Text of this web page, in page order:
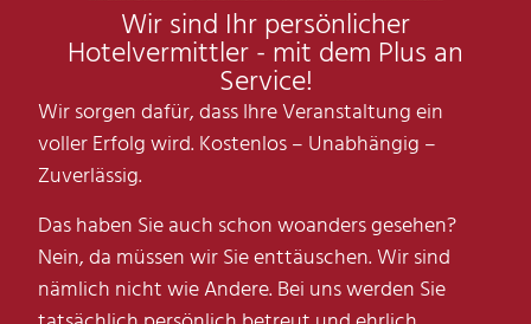
Wir sind Ihr persönlicher
Hotelvermittler - mit dem Plus an
Service!
Wir sorgen dafür, dass Ihre Veranstaltung ein
voller Erfolg wird. Kostenlos – Unabhängig –
Zuverlässig.
Das haben Sie auch schon woanders gesehen?
Nein, da müssen wir Sie enttäuschen. Wir sind
nämlich nicht wie Andere. Bei uns werden Sie